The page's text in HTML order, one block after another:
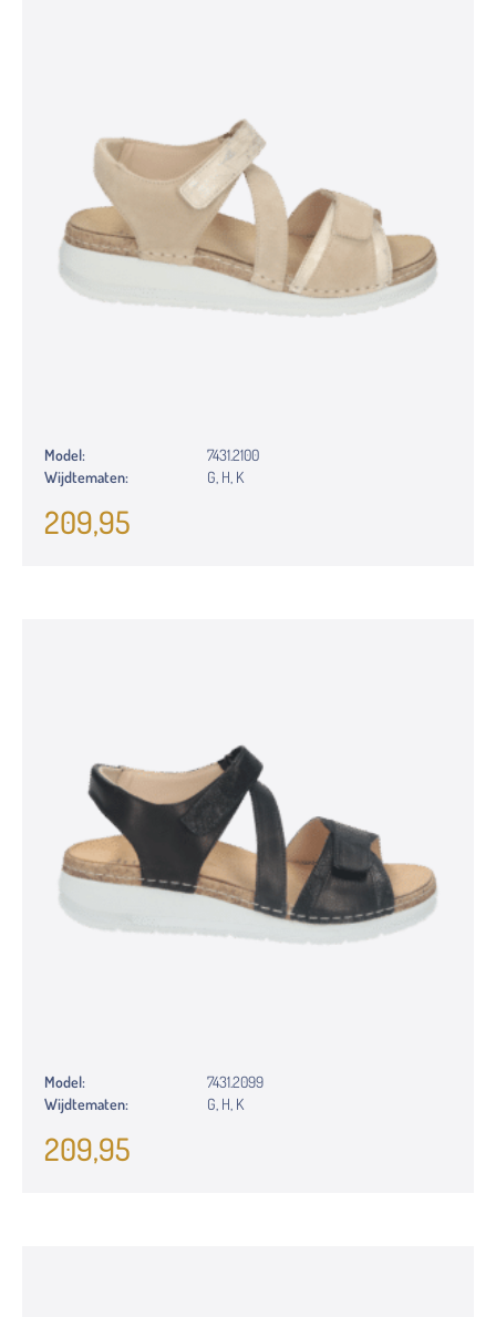
Model:
7431.2100
Wijdtematen:
G, H, K
209,95
Model:
7431.2099
Wijdtematen:
G, H, K
209,95